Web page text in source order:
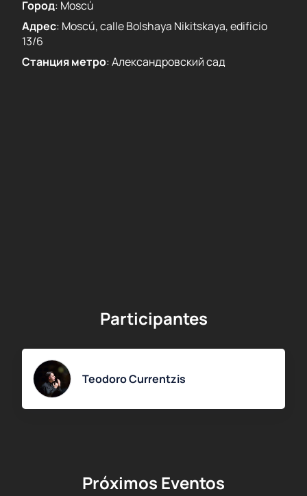
Город: Moscú
Адрес: Moscú, calle Bolshaya Nikitskaya, edificio
13/6
Станция метро:Александровский сад
Participantes
Teodoro Currentzis
Próximos Eventos